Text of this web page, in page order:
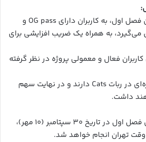
۷۰٪ از ۱۸۰ میلیارد توکن فصل اول، به کاربران دارای OG pass و
می‌گیرد، به همراه یک ضریب افزایشی برای
کاربران فعال و معمولی پروژه در نظر گرفته
کاربران OG امتیازات ویژه‌ای در ربات Cats دارند و در نهایت سهم
داشت.
نهایتاً، اسنپ‌شات نهایی فصل اول در تاریخ ۳۰ سپتامبر (۱۰ مهر)،